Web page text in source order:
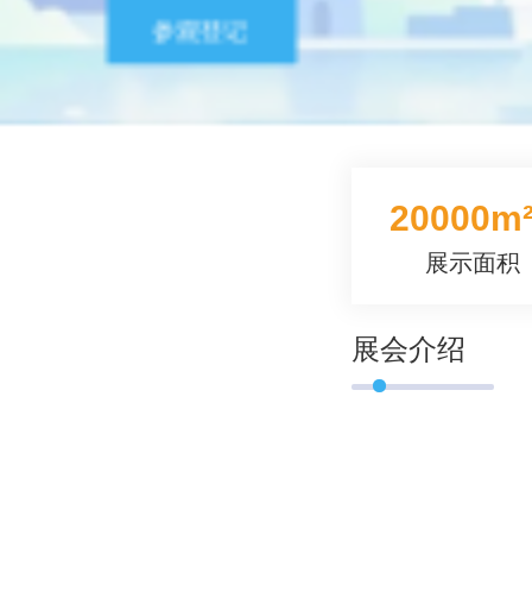
参观登记
展示面积
展会介绍